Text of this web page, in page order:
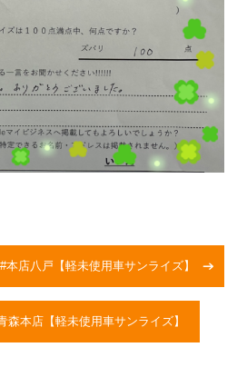
本店八戸【軽未使用車サンライズ】
森本店【軽未使用車サンライズ】